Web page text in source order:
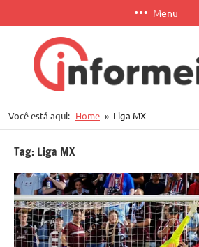
para
conteúdo
Menu
APP
Você está aqui: Home Liga MX
Tag: Liga MX